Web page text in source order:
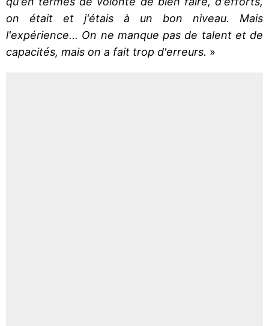
on était et j'étais à un bon niveau. Mais
l'expérience... On ne manque pas de talent et de
capacités, mais on a fait trop d'erreurs. »